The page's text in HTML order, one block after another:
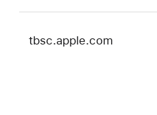
tbsc.apple.com